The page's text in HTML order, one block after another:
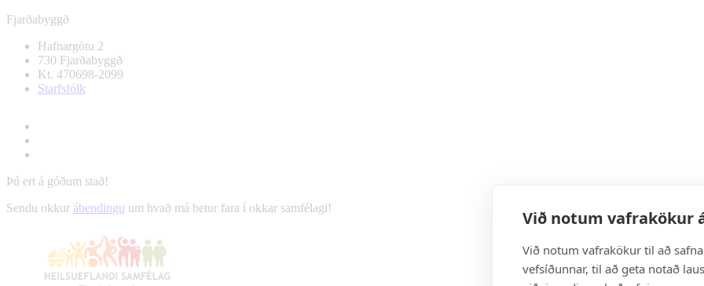
Við notum vafrakökur
Við notum vafrakökur til að
vefsíðunnar, til að geta notað
Fjarðabyggð
Hafnargötu 2
730 Fjarðabyggð
Kt. 470698-2099
Starfsfólk
Þú ert á góðum stað!
Sendu okkur ábendingu um hvað má betur fara í okkar samfélagi!